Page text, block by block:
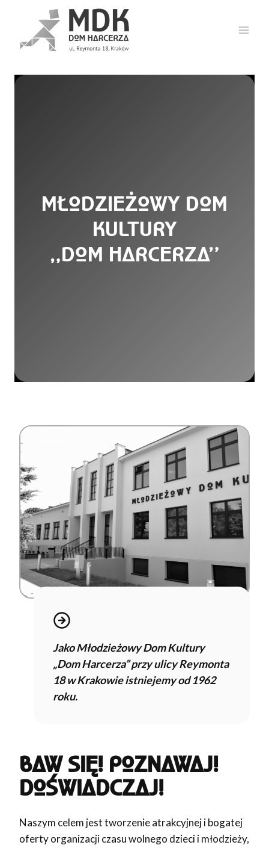
treści
MŁODZIEŻOWY DOM
KULTURY
„DOM HARCERZA”
Jako Młodzieżowy Dom Kultury
„Dom Harcerza” przy ulicy Reymonta
18 w Krakowie istniejemy od 1962
roku.
BAW SIĘ! POZNAWAJ!
DOŚWIADCZAJ!
Naszym celem jest tworzenie atrakcyjnej i bogatej
oferty organizacji czasu wolnego dzieci i młodzieży,